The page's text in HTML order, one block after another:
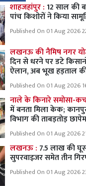
शाहजहांपुर :12 साल की
पांच किशोरों ने किया
Published On 01 Aug 2026
लखनऊ की नैमिष नगर
दिन से धरने पर डटे
ऐलान, अब भूख हड़ताल
Published On 01 Aug 2026
नाले के किनारे समोसा-
में बनता मिला केक;
विभाग की ताबड़तोड़
Published On 01 Aug 2026
लखनऊ : 7.5 लाख की
सुपरवाइजर समेत तीन
Published On 01 Aug 2026